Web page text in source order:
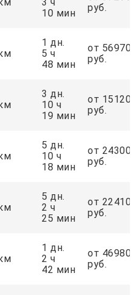
10 мин
руб.
1 дн.
5 ч
48 мин
от 56970
руб.
3 дн.
10 ч
19 мин
от
руб.
5 дн.
10 ч
18 мин
от
руб.
5 дн.
2 ч
25 мин
от
руб.
1 дн.
2 ч
42 мин
от 46980
руб.